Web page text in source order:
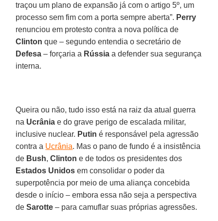
traçou um plano de expansão já com o artigo 5º, um
processo sem fim com a porta sempre aberta”. Perry
renunciou em protesto contra a nova política de
Clinton que – segundo entendia o secretário de
Defesa – forçaria a Rússia a defender sua segurança
interna.
Queira ou não, tudo isso está na raiz da atual guerra
na Ucrânia e do grave perigo de escalada militar,
inclusive nuclear. Putin é responsável pela agressão
contra a Ucrânia. Mas o pano de fundo é a insistência
de Bush,Clinton e de todos os presidentes dos
Estados Unidos em consolidar o poder da
superpotência por meio de uma aliança concebida
desde o início – embora essa não seja a perspectiva
deSarotte – para camuflar suas próprias agressões.